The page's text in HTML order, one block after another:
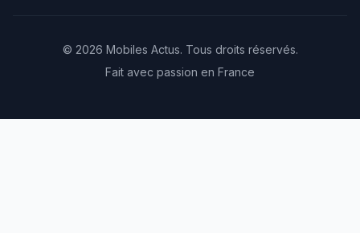
© 2026 Mobiles Actus. Tous droits réservés.
Fait avec passion en France